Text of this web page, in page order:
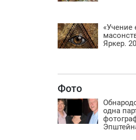
«Учение
Яркер.
Фото
одна